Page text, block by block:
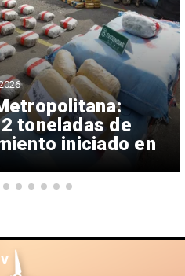
toneladas de
iniciado en